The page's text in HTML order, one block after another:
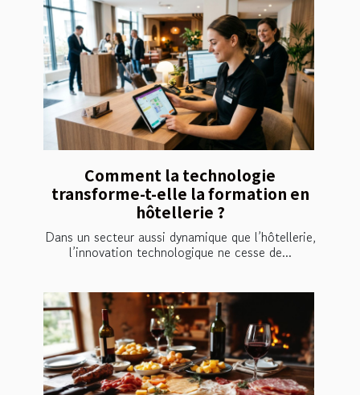
Comment la technologie
transforme-t-elle la formation en
hôtellerie ?
Dans un secteur aussi dynamique que l’hôtellerie,
l’innovation technologique ne cesse de...